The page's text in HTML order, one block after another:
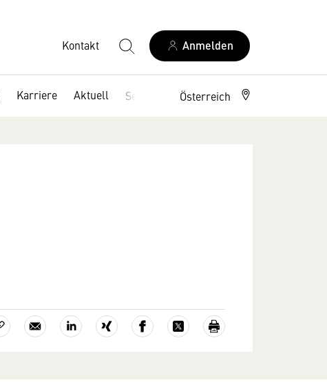
Kontakt Anmelden
Karriere Aktuell Service Österreich